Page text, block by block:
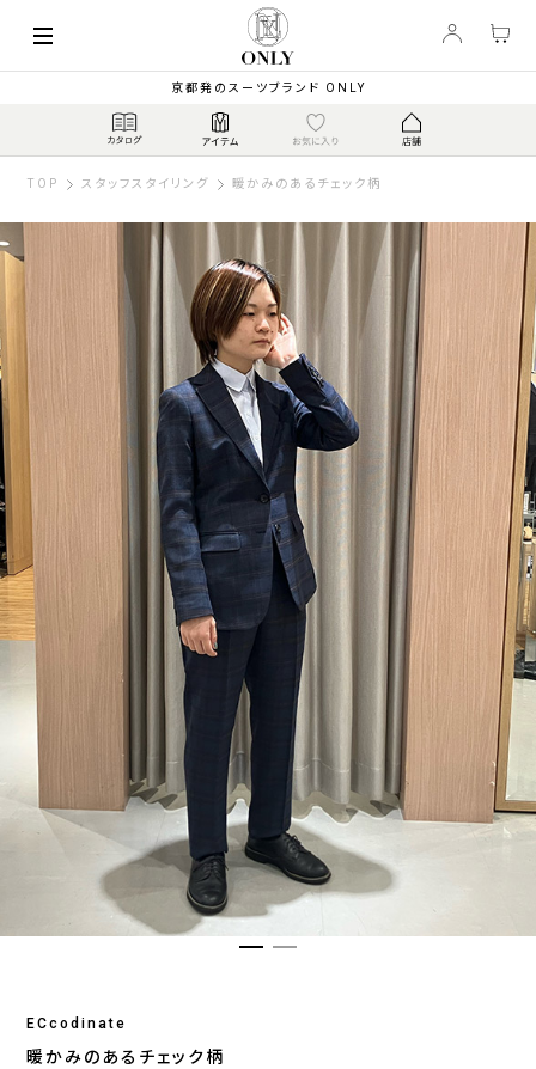
京都発のスーツブランド ONLY
TOP スタッフスタイリング 暖かみのあるチェック柄
ECcodinate
暖かみのあるチェック柄